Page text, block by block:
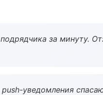
за минуту.
уведомления